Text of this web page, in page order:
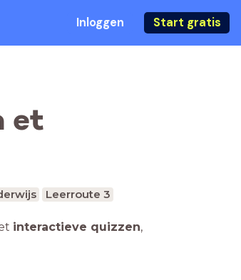
Inloggen Start gratis
et
Leerroute 3
interactieve quizzen,